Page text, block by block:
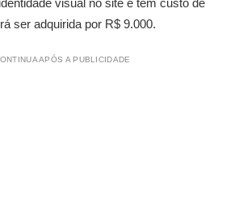
visual no site e tem custo de
ser adquirida por R$ 9.000.
APÓS A PUBLICIDADE